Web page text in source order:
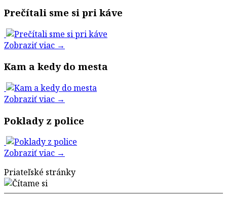
Prečítali sme si pri káve
Zobraziť viac →
Kam a kedy do mesta
Zobraziť viac →
Poklady z police
Zobraziť viac →
Priateľské stránky